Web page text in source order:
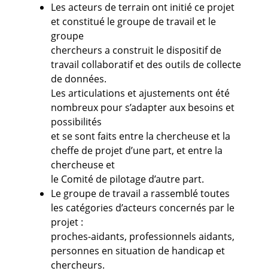
Les acteurs de terrain ont initié ce projet
et constitué le groupe de travail et le
groupe
chercheurs a construit le dispositif de
travail collaboratif et des outils de collecte
de données.
Les articulations et ajustements ont été
nombreux pour s’adapter aux besoins et
possibilités
et se sont faits entre la chercheuse et la
cheffe de projet d’une part, et entre la
chercheuse et
le Comité de pilotage d’autre part.
Le groupe de travail a rassemblé toutes
les catégories d’acteurs concernés par le
projet :
proches-aidants, professionnels aidants,
personnes en situation de handicap et
chercheurs.